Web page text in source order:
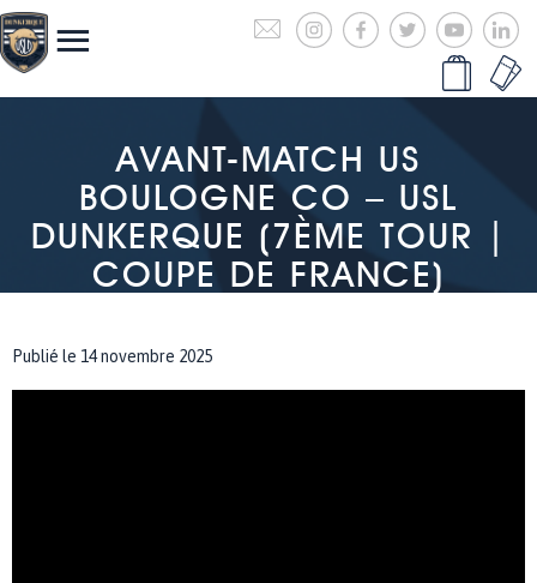
AVANT-MATCH US
BOULOGNE CO – USL
DUNKERQUE (7ÈME TOUR |
COUPE DE FRANCE)
Publié le 14 novembre 2025